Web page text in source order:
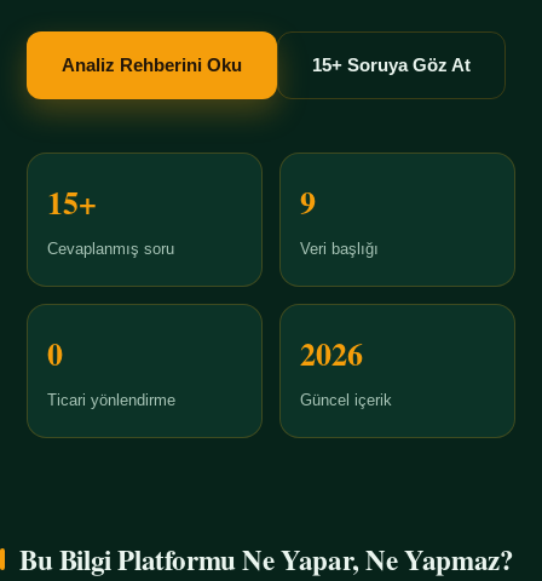
Analiz Rehberini Oku 15+ Soruya Göz At
15+
Cevaplanmış soru
9
Veri başlığı
0
Ticari yönlendirme
2026
Güncel içerik
Bu Bilgi Platformu Ne Yapar, Ne Yapmaz?